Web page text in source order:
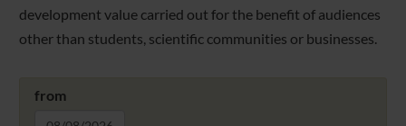
development value carried out for the benefit of audiences
other than students, scientific communities or businesses.
from